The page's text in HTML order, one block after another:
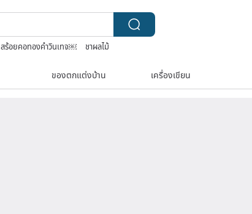
สร้อยคอทองคำวินเทจ￼
ชาผลไม้
ของตกแต่งบ้าน เครื่องเขียน